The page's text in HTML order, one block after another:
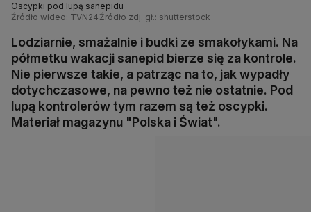
Oscypki pod lupą sanepidu
Źródło wideo: TVN24 Źródło zdj. gł.: shutterstock
Lodziarnie, smażalnie i budki ze smakołykami. Na
półmetku wakacji sanepid bierze się za kontrole.
Nie pierwsze takie, a patrząc na to, jak wypadły
dotychczasowe, na pewno też nie ostatnie. Pod
lupą kontrolerów tym razem są też oscypki.
Materiał magazynu "Polska i Świat".